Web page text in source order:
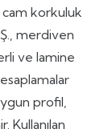
cam korkuluk
merdiven
ve lamine
profil,
Kullanılan